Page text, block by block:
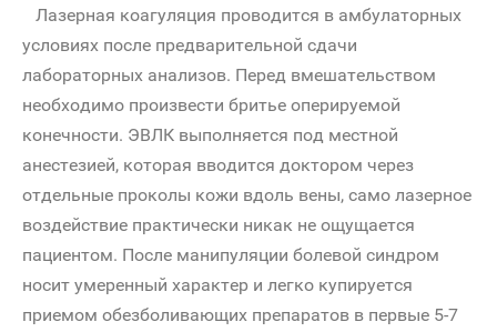
Лазерная коагуляция проводится в амбулаторных
условиях после предварительной сдачи
лабораторных анализов. Перед вмешательством
необходимо произвести бритье оперируемой
конечности. ЭВЛК выполняется под местной
анестезией, которая вводится доктором через
отдельные проколы кожи вдоль вены, само лазерное
воздействие практически никак не ощущается
пациентом. После манипуляции болевой синдром
носит умеренный характер и легко купируется
приемом обезболивающих препаратов в первые 5-7